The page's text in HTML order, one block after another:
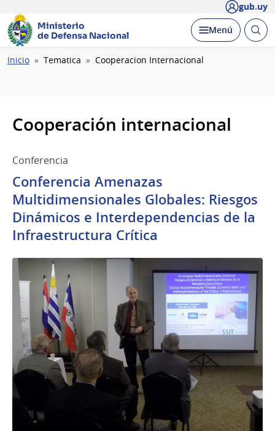
gub.uy
Ministerio
de Defensa Nacional
Desplegar
Menú Abrir
Ruta
Inicio Tematica Cooperacion Internacional
Cooperación internacional
Conferencia
Conferencia Amenazas
Multidimensionales Globales: Riesgos
Dinámicos e Interdependencias de la
Infraestructura Crítica